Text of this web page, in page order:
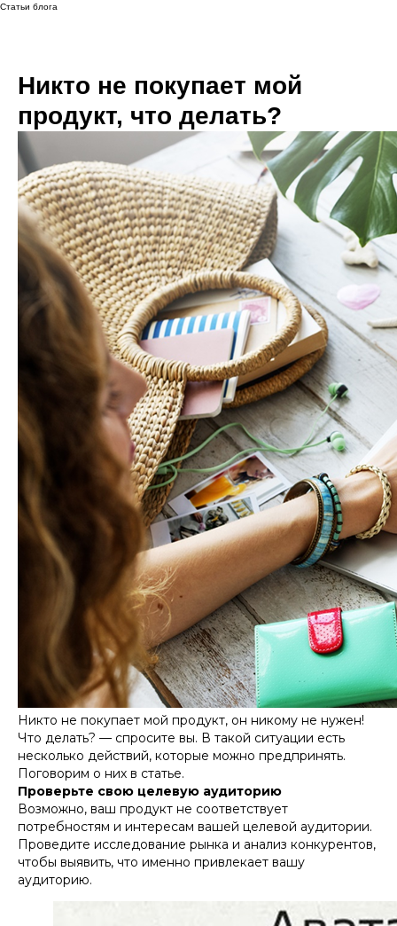
Статьи блога
Никто не покупает мой
продукт, что делать?
Никто не покупает мой продукт, он никому не нужен!
Что делать? — спросите вы. В такой ситуации есть
несколько действий, которые можно предпринять.
Поговорим о них в статье.
Проверьте свою целевую аудиторию
Возможно, ваш продукт не соответствует
потребностям и интересам вашей целевой аудитории.
Проведите исследование рынка и анализ конкурентов,
чтобы выявить, что именно привлекает вашу
аудиторию.